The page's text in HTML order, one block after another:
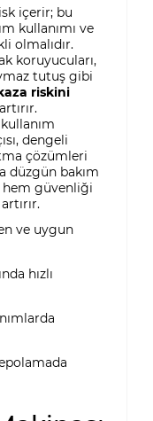
içerir; bu
kullanımı ve
olmalıdır.
koruyucuları,
tutuş gibi
riskini
dengeli
çözümleri
düzgün bakım
güvenliği
ve uygun
hızlı